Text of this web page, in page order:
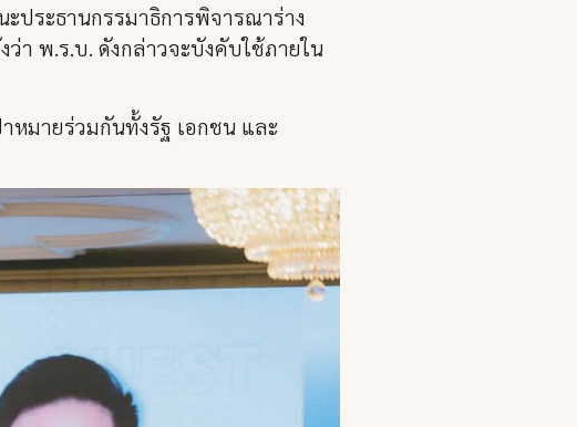
ประธานกรรมาธิการพิจารณาร่าง
า พ.ร.บ. ดังกล่าวจะบังคับใช้ภายใน
หมายร่วมกันทั้งรัฐ เอกชน และ